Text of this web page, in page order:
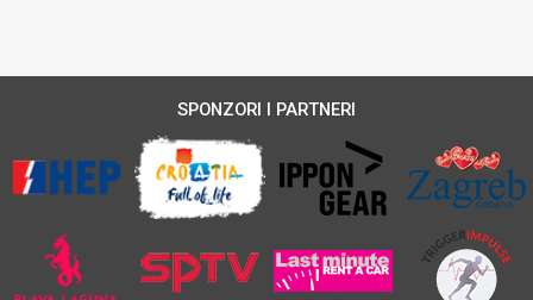
SPONZORI I PARTNERI